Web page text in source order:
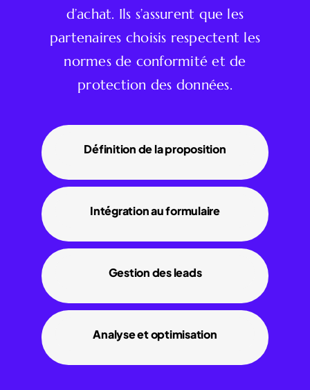
d’achat. Ils s’assurent que les
partenaires choisis respectent les
normes de conformité et de
protection des données.
Définition de la proposition
Intégration au formulaire
Gestion des leads
Analyse et optimisation